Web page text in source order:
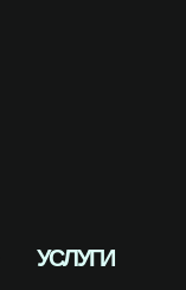
УСЛУГИ